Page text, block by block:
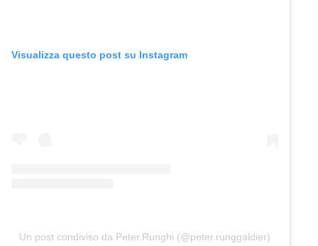
Visualizza questo post su Instagram
Un post condiviso da Peter.Runghi (@peter.runggaldier)